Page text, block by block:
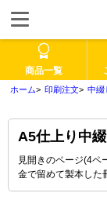
商品一覧
印刷注文 中綴
A5仕上り中
見開きのページ(4ペ
金で留めて製本した